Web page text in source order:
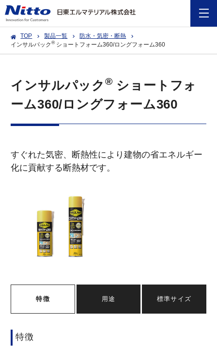
TOP 製品一覧
防水・気密・断熱
インサルパック®ショートフォーム360/ロングフォーム360
インサルパック ® ショートフォ
ーム360/ロングフォーム360
すぐれた気密、断熱性により建物の省エネルギー
化に貢献する断熱材です。
特徴 用途 標準サイズ
特徴